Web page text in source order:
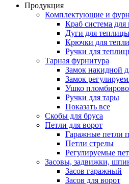
Продукция
Комплектующие и
Краб система
Дуги для
Крючки для
Ручки для
Тарная фурнитура
Замок накидной
Замок
Ушко
Ручки для тары
Показать все
Скобы для бруса
Петли для ворот
Гаражные петли
Петли стрелы
Регулируемые
Засовы, задвижки,
Засов гаражный
Засов для ворот